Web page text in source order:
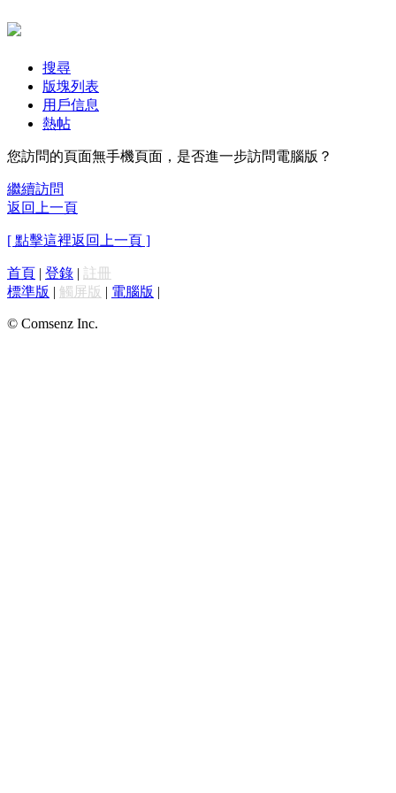
搜尋
版塊列表
用戶信息
熱帖
您訪問的頁面無手機頁面，是否進一步訪問電腦版？
繼續訪問
返回上一頁
[ 點擊這裡返回上一頁 ]
首頁 | 登錄 | 註冊
標準版 | 觸屏版 | 電腦版 |
© Comsenz Inc.